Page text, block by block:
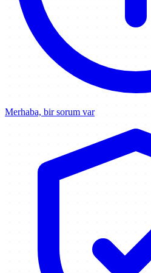
Merhaba, bir sorum var